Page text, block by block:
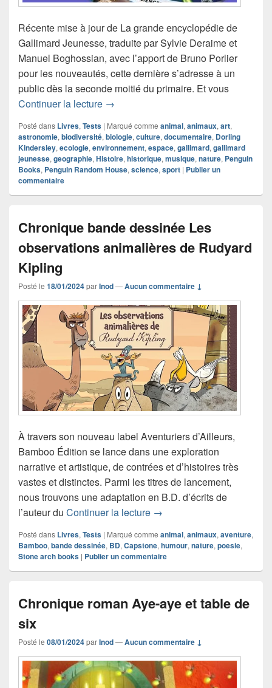
Récente mise à jour de La grande encyclopédie de
Gallimard Jeunesse, traduite par Sylvie Deraime et
Manuel Boghossian, avec l’apport de Bruno Porlier
pour les nouveautés, cette dernière s’adresse à un
public dès la seconde moitié du primaire. Et vous
Continuer la lecture Chronique livre documentaire La
→
Posté dans Livres, Tests | Marqué comme animal, animaux, art,
astronomie, biodiversité, biologie, culture, documentaire, Dorling
Kindersley, ecologie, environnement, espace, gallimard, gallimard
jeunesse, geographie, Histoire, historique, musique, nature, Penguin
Books, Penguin Random House, science, sport | Publier un
commentaire
Chronique bande dessinée Les
observations animalières de Rudyard
Kipling
Posté le 18/01/2024parInod—Aucun commentaire ↓
À travers son nouveau label Aventuriers d’Ailleurs,
Bamboo Édition se lance dans une exploration
narrative et artistique, de contrées et d’histoires très
vastes et distinctes. Parmi les titres de lancement,
nous trouvons une adaptation en B.D. d’écrits de
l’auteur du Continuer la lecture Chronique bande
→
Posté dans Livres, Tests | Marqué comme animal, animaux, aventure,
Bamboo, bande dessinée, BD, Capstone, humour, nature, poesie,
Stone arch books | Publier un commentaire
Chronique roman Aye-aye et table de
six
Posté le 08/01/2024parInod—Aucun commentaire ↓